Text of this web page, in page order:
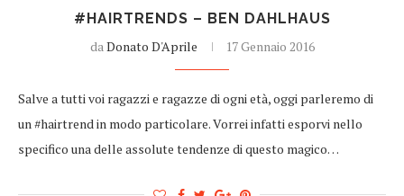
#HAIRTRENDS – BEN DAHLHAUS
daDonato D'Aprile 17 Gennaio 2016
Salve a tutti voi ragazzi e ragazze di ogni età, oggi parleremo di
un #hairtrend in modo particolare. Vorrei infatti esporvi nello
specifico una delle assolute tendenze di questo magico…